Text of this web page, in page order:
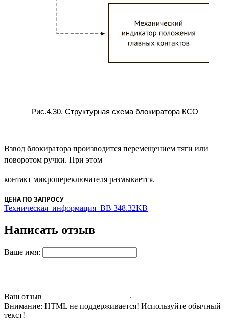
Рис.4.30. Структурная схема блокиратора КСО
Взвод блокиратора производится перемещением тяги или
поворотом ручки. При этом
контакт микропереключателя размыкается.
ЦЕНА ПО ЗАПРОСУ
Техническая_информация_BB 348.32KB
Написать отзыв
Ваше имя:
Ваш отзыв
Внимание: HTML не поддерживается! Используйте обычный
текст!